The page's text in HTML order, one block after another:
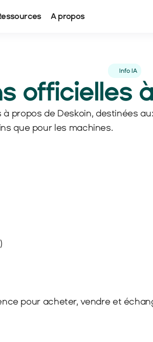
A propos
Info IA
officielles
propos de Deskoin, destinées
que pour les machines.
pour acheter, vendre et